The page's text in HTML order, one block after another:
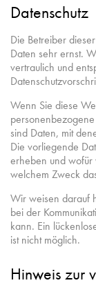
Datenschutz
Die Betreiber
Daten sehr ernst.
vertraulich und
Wenn Sie diese
sind Daten, mit
Die vorliegende
erheben und wofür
welchem Zweck
Wir weisen darauf
bei der
kann. Ein
ist nicht möglich.
Hinweis zur